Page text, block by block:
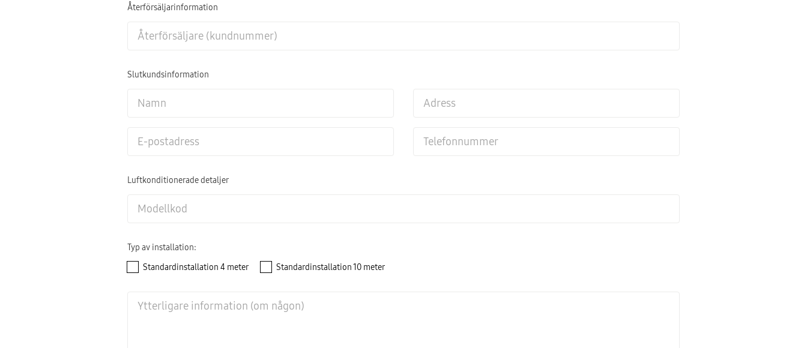
Återförsäljarinformation
Slutkundsinformation
Luftkonditionerade detaljer
Typ av installation:
Standardinstallation 4 meter
Standardinstallation 10 meter